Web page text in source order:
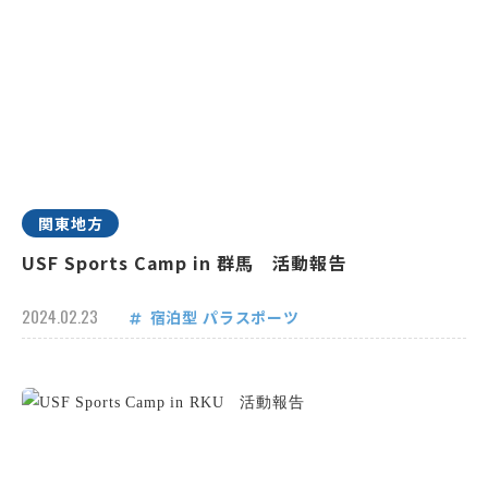
関東地方
USF Sports Camp in 群馬 活動報告
2024.02.23 宿泊型 パラスポーツ